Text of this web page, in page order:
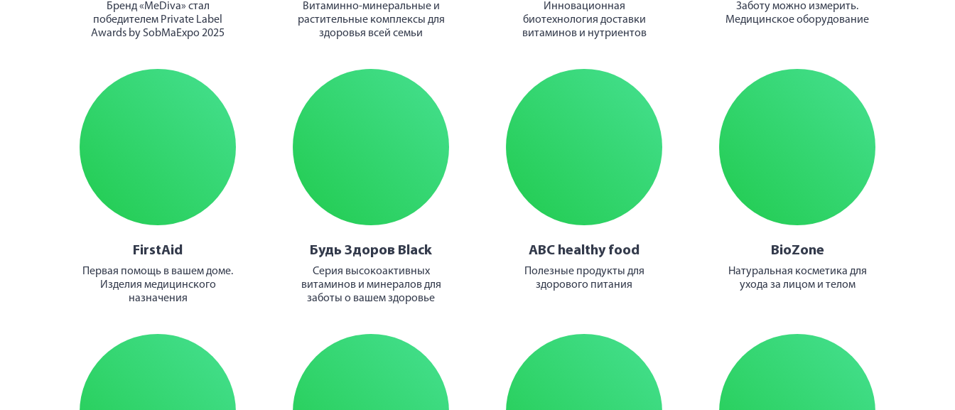
Бренд «MeDiva» стал
победителем Private Label
Awards by SobMaExpo 2025
Витаминно-минеральные и
растительные комплексы для
здоровья всей семьи
Инновационная
биотехнология доставки
витаминов и нутриентов
Заботу можно измерить.
Медицинское оборудование
FirstAid
Первая помощь в вашем доме.
Изделия медицинского
назначения
Будь Здоров Black
Серия высокоактивных
витаминов и минералов для
заботы о вашем здоровье
ABC healthy food
Полезные продукты для
здорового питания
BioZone
Натуральная косметика для
ухода за лицом и телом